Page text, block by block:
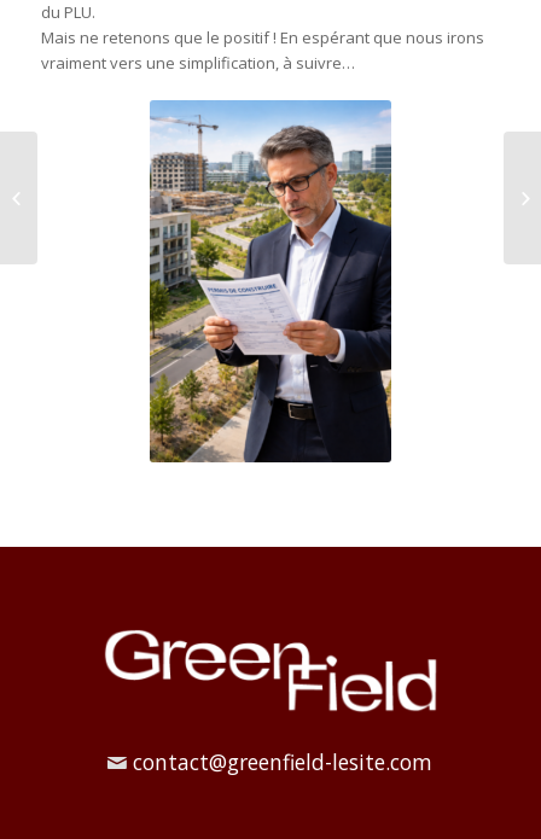
du PLU.
Mais ne retenons que le positif ! En espérant que nous irons
vraiment vers une simplification, à suivre…
contact@greenfield-lesite.com
Mionnay PAED – la
place du végétal